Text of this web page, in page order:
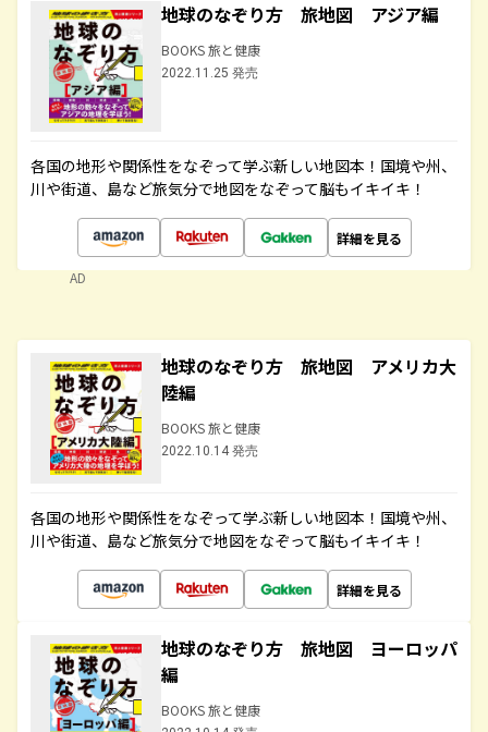
地球のなぞり方 旅地図 アジア編
BOOKS 旅と健康
2022.11.25 発売
各国の地形や関係性をなぞって学ぶ新しい地図本！国境や州、
川や街道、島など旅気分で地図をなぞって脳もイキイキ！
詳細を見る
AD
地球のなぞり方 旅地図 アメリカ大
陸編
BOOKS 旅と健康
2022.10.14 発売
各国の地形や関係性をなぞって学ぶ新しい地図本！国境や州、
川や街道、島など旅気分で地図をなぞって脳もイキイキ！
詳細を見る
地球のなぞり方 旅地図 ヨーロッパ
編
BOOKS 旅と健康